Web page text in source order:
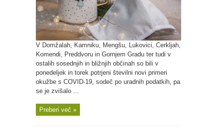
V Domžalah, Kamniku, Mengšu, Lukovici, Cerkljah,
Komendi, Preddvoru in Gornjem Gradu ter tudi v
ostalih sosednjih in bližnjih občinah so bili v
ponedeljek in torek potrjeni številni novi primeri
okužbe s COVID-19, sodeč po uradnih podatkih, pa
se je zvišalo ...
Preberi več »